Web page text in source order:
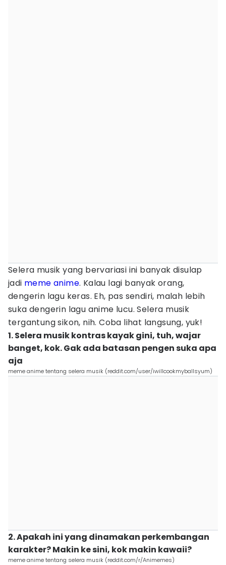
Selera musik yang bervariasi ini banyak disulap
jadi meme anime. Kalau lagi banyak orang,
dengerin lagu keras. Eh, pas sendiri, malah lebih
suka dengerin lagu anime lucu. Selera musik
tergantung sikon, nih. Coba lihat langsung, yuk!
1. Selera musik kontras kayak gini, tuh, wajar
banget, kok. Gak ada batasan pengen suka apa
aja
meme anime tentang selera musik (reddit.com/user/iwillcookmyballsyum)
2. Apakah ini yang dinamakan perkembangan
karakter? Makin ke sini, kok makin kawaii?
meme anime tentang selera musik (reddit.com/r/Animemes)